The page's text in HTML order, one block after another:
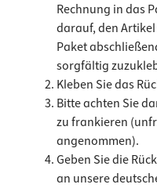
Rechnung in das
darauf, den
Paket
sorgfältig
Kleben Sie das
Bitte achten Sie
zu frankieren
angenommen).
Geben Sie die
an unsere